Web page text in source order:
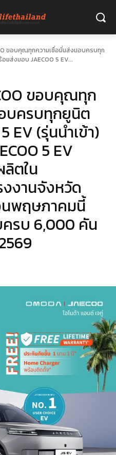
ขอบคุณทุกความเชื่อมั่นส่งมอบครบทุก
มส่งมอบ JAECOO 5 EV...
ขอบคุณทุก
บครบทุกยูนิต
EV (รุ่นนำเข้า)
5 EV
ตใน
งงานจังหวัด
นพฤษภาคมนี้
ครบ 6,000 คัน